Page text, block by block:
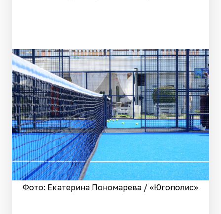
Фото: Екатерина Пономарева / «Югополис»